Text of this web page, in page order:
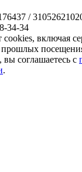
/
34-34
cookies, включая
вы соглашаетесь с
.